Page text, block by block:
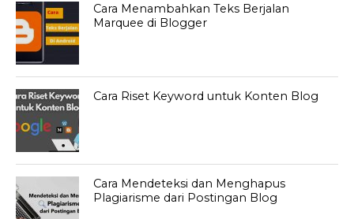
Cara Menambahkan Teks Berjalan
Marquee di Blogger
Cara Riset Keyword untuk Konten Blog
Cara Mendeteksi dan Menghapus
Plagiarisme dari Postingan Blog